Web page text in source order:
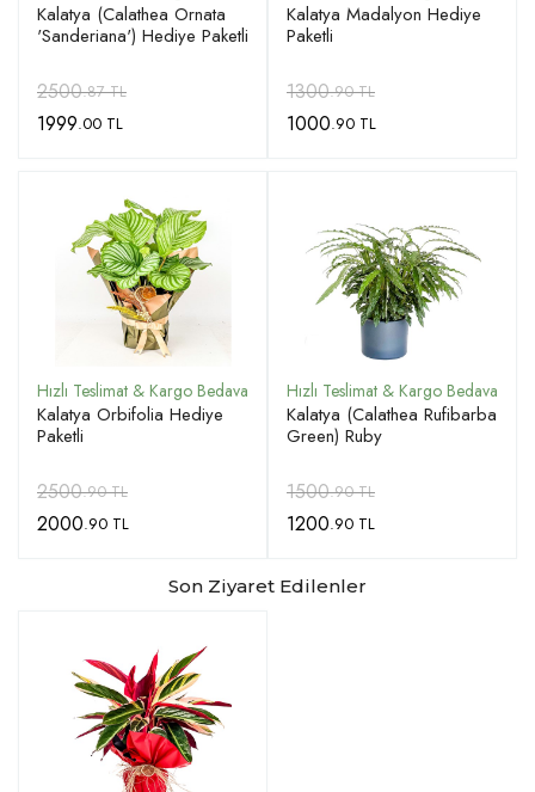
Kalatya (Calathea Ornata
'Sanderiana') Hediye Paketli
2500.87 TL
1999.00 TL
Kalatya Madalyon Hediye
Paketli
1300.90 TL
1000.90 TL
Kalatya Orbifolia Hediye
Paketli
2500.90 TL
2000.90 TL
Kalatya (Calathea Rufibarba
Green) Ruby
1500.90 TL
1200.90 TL
Son Ziyaret Edilenler